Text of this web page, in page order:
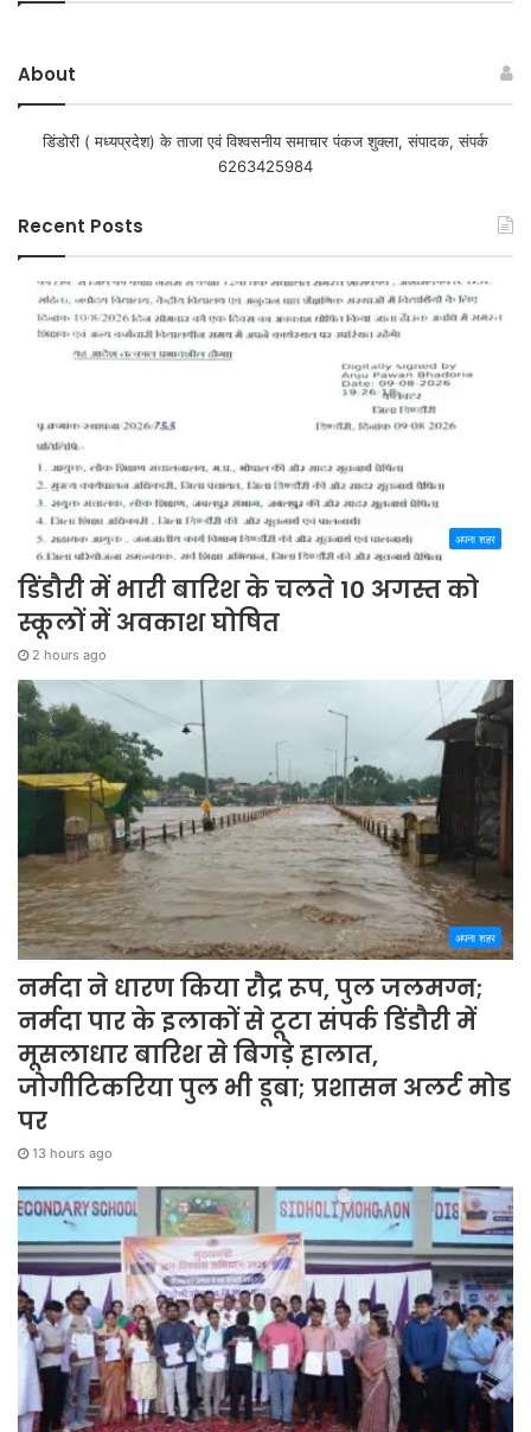
About
डिंडोरी ( मध्यप्रदेश) के ताजा एवं विश्वसनीय समाचार पंकज शुक्ला, संपादक, संपर्क
6263425984
Recent Posts
अपना शहर
डिंडौरी में भारी बारिश के चलते 10 अगस्त को
स्कूलों में अवकाश घोषित
2 hours ago
अपना शहर
नर्मदा ने धारण किया रौद्र रूप, पुल जलमग्न;
नर्मदा पार के इलाकों से टूटा संपर्क डिंडौरी में
मूसलाधार बारिश से बिगड़े हालात,
जोगीटिकरिया पुल भी डूबा; प्रशासन अलर्ट मोड
पर
13 hours ago